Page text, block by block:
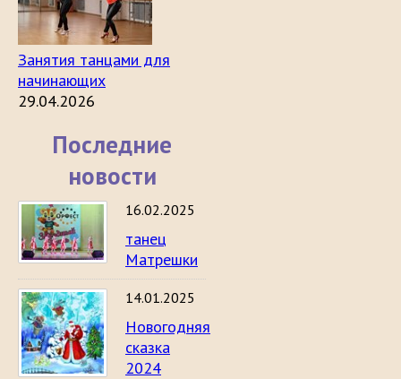
Занятия танцами для
начинающих
29.04.2026
Последние
новости
16.02.2025
танец
Матрешки
14.01.2025
Новогодняя
сказка
2024